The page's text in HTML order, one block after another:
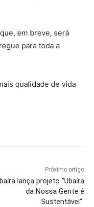
em breve, será
para toda a
qualidade de vida
Próximo artigo
lança projeto “Ubaíra
da Nossa Gente é
Sustentável”